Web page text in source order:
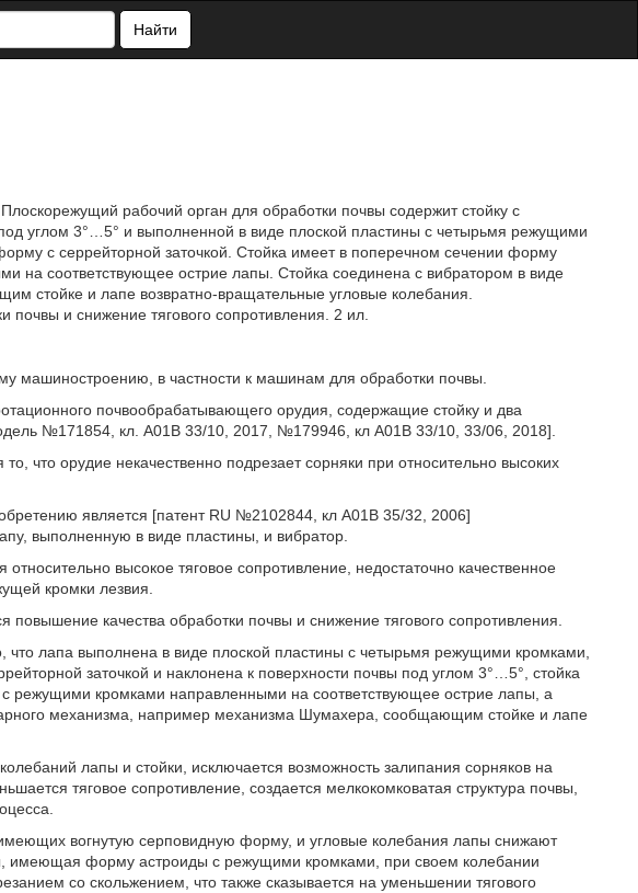
Найти
рабочий орган для обработки почвы содержит стойку с
углом 3°…5° и выполненной в виде плоской пластины с четырьмя режущими
с серрейторной заточкой. Стойка имеет в поперечном сечении форму
на соответствующее острие лапы. Стойка соединена с вибратором в виде
стойке и лапе возвратно-вращательные угловые колебания.
почвы и снижение тягового сопротивления. 2 ил.
машиностроению, в частности к машинам для обработки почвы.
почвообрабатывающего орудия, содержащие стойку и два
№171854, кл. А01В 33/10, 2017, №179946, кл А01В 33/10, 33/06, 2018].
что орудие некачественно подрезает сорняки при относительно высоких
является [патент RU №2102844, кл А01В 35/32, 2006]
выполненную в виде пластины, и вибратор.
высокое тяговое сопротивление, недостаточно качественное
кромки лезвия.
повышение качества обработки почвы и снижение тягового сопротивления.
что лапа выполнена в виде плоской пластины с четырьмя режущими кромками,
заточкой и наклонена к поверхности почвы под углом 3°…5°, стойка
режущими кромками направленными на соответствующее острие лапы, а
механизма, например механизма Шумахера, сообщающим стойке и лапе
лапы и стойки, исключается возможность залипания сорняков на
тяговое сопротивление, создается мелкокомковатая структура почвы,
вогнутую серповидную форму, и угловые колебания лапы снижают
имеющая форму астроиды с режущими кромками, при своем колебании
со скольжением, что также сказывается на уменьшении тягового